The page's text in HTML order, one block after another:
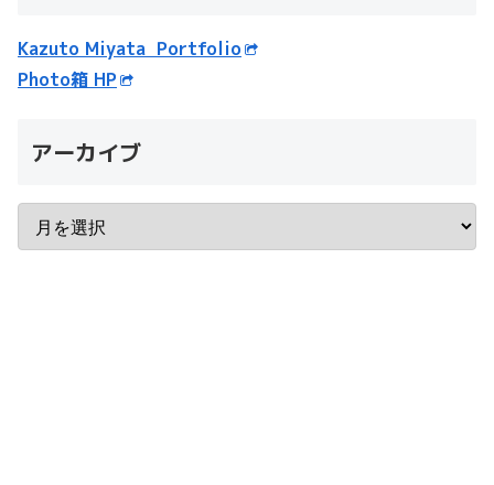
Kazuto Miyata Portfolio
Photo箱 HP
アーカイブ